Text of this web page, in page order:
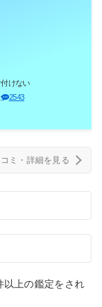
けない
2543
ミ・詳細を見る
以上の鑑定をされ